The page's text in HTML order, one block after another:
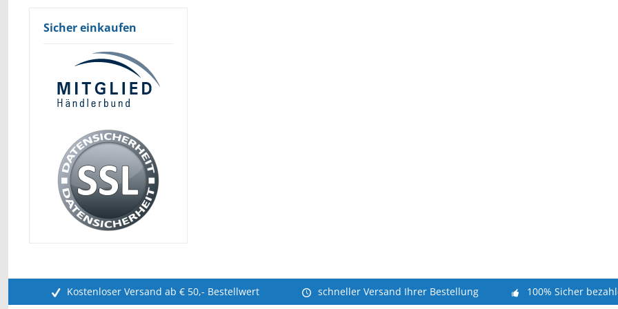
Sicher einkaufen
Kostenloser Versand ab € 50,- Bestellwert schneller Versand Ihrer Bestellung 100% Sicher